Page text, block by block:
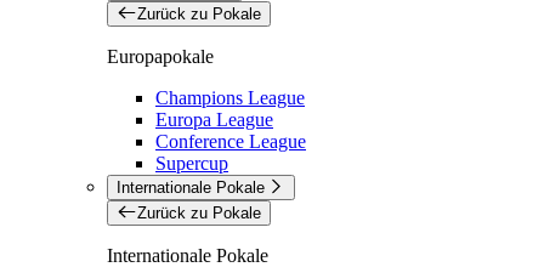
Zurück zu Pokale
Europapokale
Champions League
Europa League
Conference League
Supercup
Internationale Pokale
Zurück zu Pokale
Internationale Pokale